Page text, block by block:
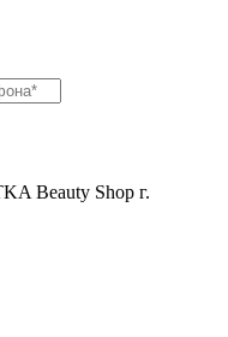
Beauty Shop г.